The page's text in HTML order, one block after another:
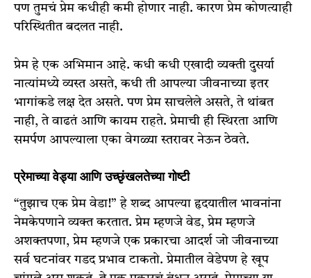
पण तुमचं प्रेम कधीही कमी होणार नाही. कारण प्रेम कोणत्याही
परिस्थितीत बदलत नाही.
प्रेम हे एक अभिमान आहे. कधी कधी एखादी व्यक्ती दुसर्या
नात्यांमध्ये व्यस्त असते, कधी ती आपल्या जीवनाच्या इतर
भागांकडे लक्ष देत असते. पण प्रेम साचलेले असते, ते थांबत
नाही, ते वाढतं आणि कायम राहते. प्रेमाची ही स्थिरता आणि
समर्पण आपल्याला एका वेगळ्या स्तरावर नेऊन ठेवते.
प्रेमाच्या वेड्या आणि उच्छृंखलतेच्या गोष्टी
“तुझाच एक प्रेम वेडा!” हे शब्द आपल्या हृदयातील भावनांना
नेमकेपणाने व्यक्त करतात. प्रेम म्हणजे वेड, प्रेम म्हणजे
अशक्तपणा, प्रेम म्हणजे एक प्रकारचा आदर्श जो जीवनाच्या
सर्व घटनांवर गडद प्रभाव टाकतो. प्रेमातील वेडेपण हे खूप